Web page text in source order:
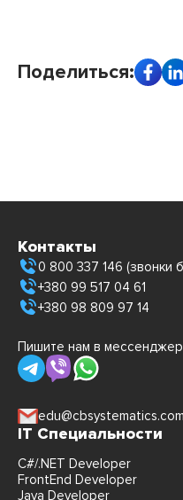
Поделиться:
Контакты
0 800 337 146 (звонки
+380 99 517 04 61
+380 98 809 97 14
Пишите нам в
edu@cbsystematics.com
IT Специальности
C#/.NET Developer
FrontEnd Developer
Java Developer